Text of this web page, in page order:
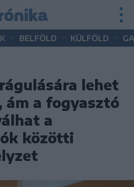
BELFÖLD KÜLFÖLD
lehet
ám a fogyasztó
a
közötti